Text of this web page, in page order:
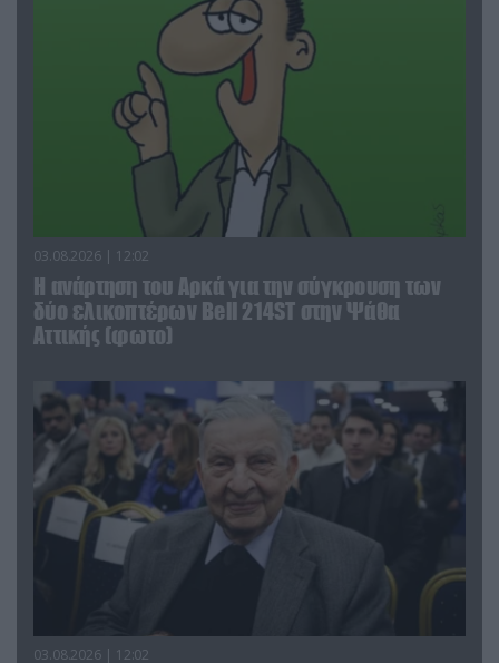
03.08.2026 | 12:02
Η ανάρτηση του Αρκά για την σύγκρουση των
δύο ελικοπτέρων Bell 214ST στην Ψάθα
Αττικής (φωτο)
03.08.2026 | 12:02